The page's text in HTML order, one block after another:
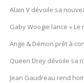
Alain V dévoile sa
Gaby Woogie lance « Le
Ange & Démon prêt à
Queen Drey dévoile sa
Jean Gaudreau rend